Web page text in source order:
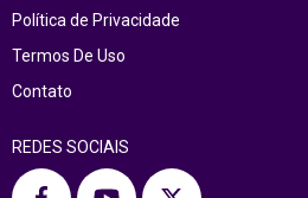
Política de Privacidade
Termos De Uso
Contato
REDES SOCIAIS